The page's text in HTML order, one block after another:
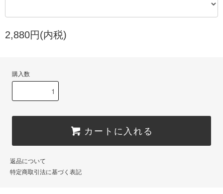
2,880円(内税)
購入数
カートに入れる
返品について
特定商取引法に基づく表記